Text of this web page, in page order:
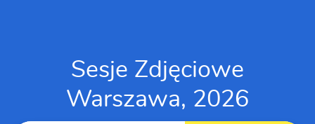
Sesje Zdjęciowe
Warszawa, 2026